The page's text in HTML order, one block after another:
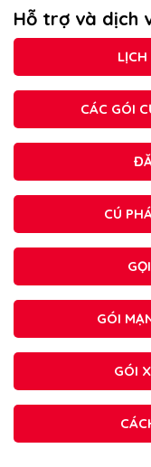
Hỗ trợ và dịch
CÁC GÓI
CÚ
GÓI
GÓI